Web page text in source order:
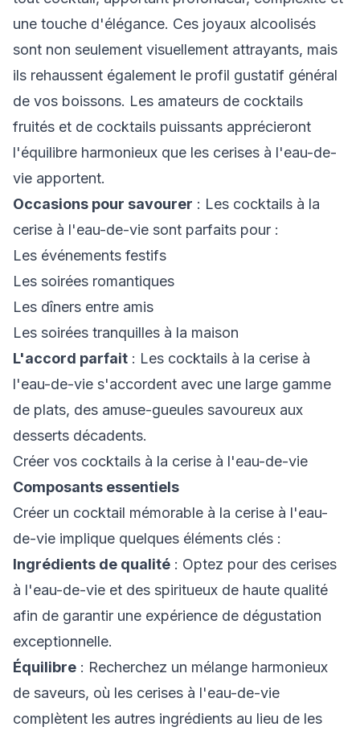
une touche d'élégance. Ces joyaux alcoolisés
sont non seulement visuellement attrayants, mais
ils rehaussent également le profil gustatif général
de vos boissons. Les amateurs de cocktails
fruités et de cocktails puissants apprécieront
l'équilibre harmonieux que les cerises à l'eau-de-
vie apportent.
Occasions pour savourer : Les cocktails à la
cerise à l'eau-de-vie sont parfaits pour :
Les événements festifs
Les soirées romantiques
Les dîners entre amis
Les soirées tranquilles à la maison
L'accord parfait : Les cocktails à la cerise à
l'eau-de-vie s'accordent avec une large gamme
de plats, des amuse-gueules savoureux aux
desserts décadents.
Créer vos cocktails à la cerise à l'eau-de-vie
Composants essentiels
Créer un cocktail mémorable à la cerise à l'eau-
de-vie implique quelques éléments clés :
Ingrédients de qualité : Optez pour des cerises
à l'eau-de-vie et des spiritueux de haute qualité
afin de garantir une expérience de dégustation
exceptionnelle.
Équilibre : Recherchez un mélange harmonieux
de saveurs, où les cerises à l'eau-de-vie
complètent les autres ingrédients au lieu de les